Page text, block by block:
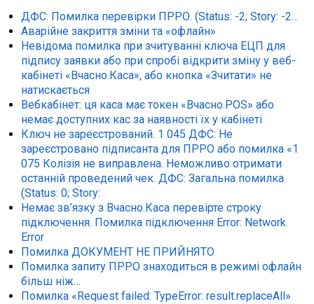
ДФС: Помилка перевірки ПРРО. (Status: -2; Story: -2…
Аварійне закриття зміни та «офлайн»
Невідома помилка при зчитуванні ключа ЕЦП для
підпису заявки або при спробі відкрити зміну у веб-
кабінеті «Вчасно.Каса», або кнопка «Зчитати» не
натискається
Вебкабінет: ця каса має токен «Вчасно.POS» або
немає доступних кас за наявності їх у кабінеті
Ключ не зареєстрований. 1 045 ДФС: Не
зареєстровано підписанта для ПРРО або помилка «1
075 Колізія не виправлена. Неможливо отримати
останній проведений чек. ДФС: Загальна помилка
(Status: 0; Story:
Немає зв’язку з Вчасно.Каса перевірте строку
підключення. Помилка підключення Error: Network
Error
Помилка ДОКУМЕНТ НЕ ПРИЙНЯТО
Помилка запиту ПРРО знаходиться в режимі офлайн
більш ніж…
Помилка «Request failed: TypeError: result.replaceAll»